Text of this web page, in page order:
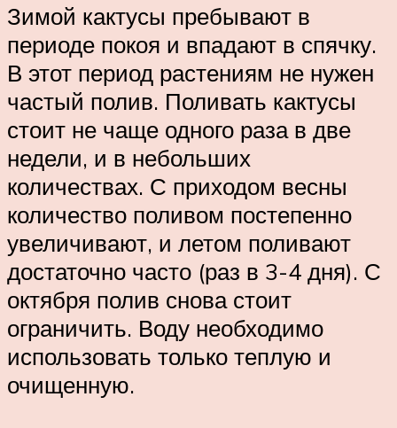
Зимой кактусы пребывают в
периоде покоя и впадают в спячку.
В этот период растениям не нужен
частый полив. Поливать кактусы
стоит не чаще одного раза в две
недели, и в небольших
количествах. С приходом весны
количество поливом постепенно
увеличивают, и летом поливают
достаточно часто (раз в 3-4 дня). С
октября полив снова стоит
ограничить. Воду необходимо
использовать только теплую и
очищенную.